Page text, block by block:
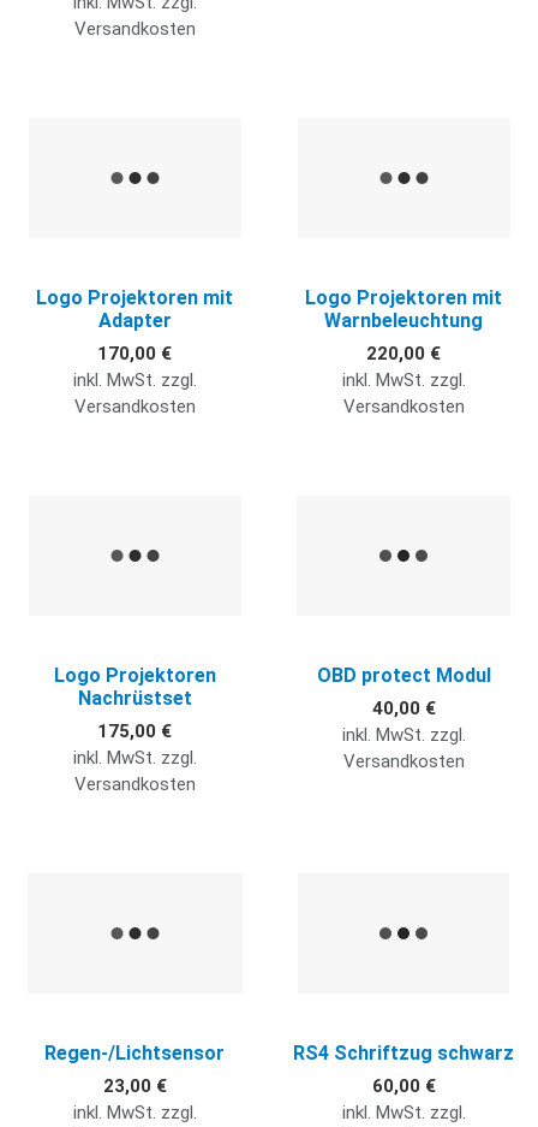
Versandkosten
Logo Projektoren mit
Adapter
170,00 €
inkl. MwSt. zzgl.
Versandkosten
Logo Projektoren mit
Warnbeleuchtung
220,00 €
inkl. MwSt. zzgl.
Versandkosten
Logo Projektoren
Nachrüstset
175,00 €
inkl. MwSt. zzgl.
Versandkosten
OBD protect Modul
40,00 €
inkl. MwSt. zzgl.
Versandkosten
Regen-/Lichtsensor
23,00 €
inkl. MwSt. zzgl.
RS4 Schriftzug schwarz
60,00 €
inkl. MwSt. zzgl.